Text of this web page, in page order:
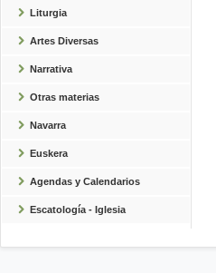
Liturgia
Artes Diversas
Narrativa
Otras materias
Navarra
Euskera
Agendas y Calendarios
Escatología - Iglesia